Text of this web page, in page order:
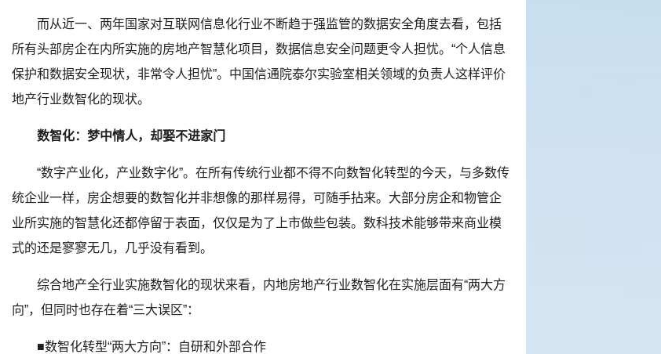
而从近一、两年国家对互联网信息化行业不断趋于强监管的数据安全角度去看，包括
所有头部房企在内所实施的房地产智慧化项目，数据信息安全问题更令人担忧。“个人信息
保护和数据安全现状，非常令人担忧”。中国信通院泰尔实验室相关领域的负责人这样评价
地产行业数智化的现状。
数智化：梦中情人，却娶不进家门
“数字产业化，产业数字化”。在所有传统行业都不得不向数智化转型的今天，与多数传
统企业一样，房企想要的数智化并非想像的那样易得，可随手拈来。大部分房企和物管企
业所实施的智慧化还都停留于表面，仅仅是为了上市做些包装。数科技术能够带来商业模
式的还是寥寥无几，几乎没有看到。
综合地产全行业实施数智化的现状来看，内地房地产行业数智化在实施层面有“两大方
向”，但同时也存在着“三大误区”：
■数智化转型“两大方向”：自研和外部合作